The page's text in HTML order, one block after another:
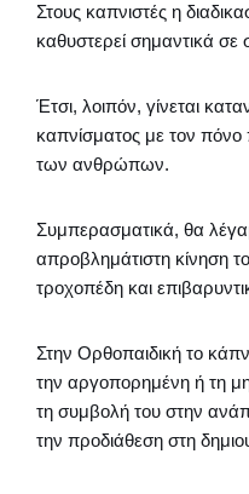
Στους καπνιστές η
καθυστερεί σημαντικά σε
Έτσι, λοιπόν, γίνεται
καπνίσματος με τον
των ανθρώπων.
Συμπερασματικά, θα
απροβλημάτιστη κίνηση
τροχοπέδη και
Στην Ορθοπαιδική το
την αργοπορημένη ή τη
τη συμβολή του στην
την προδιάθεση στη